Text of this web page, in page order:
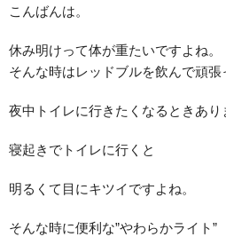
こんばんは。
休み明けって体が重たいですよね。
そんな時はレッドブルを飲んで頑張
夜中トイレに行きたくなるときあり
寝起きでトイレに行くと
明るくて目にキツイですよね。
そんな時に便利な”やわらかライト”